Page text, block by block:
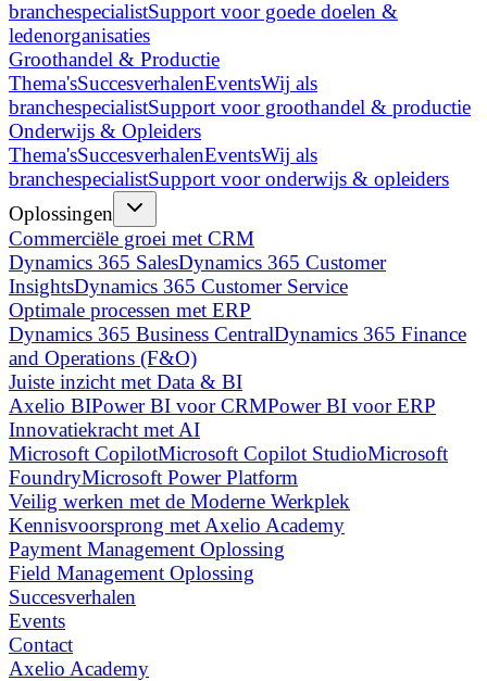
branchespecialistSupport voor goede doelen &
ledenorganisaties
Groothandel & Productie
Thema'sSuccesverhalenEventsWij als
branchespecialistSupport voor groothandel & productie
Onderwijs & Opleiders
Thema'sSuccesverhalenEventsWij als
branchespecialistSupport voor onderwijs & opleiders
Oplossingen
Commerciële groei met CRM
Dynamics 365 SalesDynamics 365 Customer
InsightsDynamics 365 Customer Service
Optimale processen met ERP
Dynamics 365 Business CentralDynamics 365 Finance
and Operations (F&O)
Juiste inzicht met Data & BI
Axelio BIPower BI voor CRMPower BI voor ERP
Innovatiekracht met AI
Microsoft CopilotMicrosoft Copilot StudioMicrosoft
FoundryMicrosoft Power Platform
Veilig werken met de Moderne Werkplek
Kennisvoorsprong met Axelio Academy
Payment Management Oplossing
Field Management Oplossing
Succesverhalen
Events
Contact
Axelio Academy